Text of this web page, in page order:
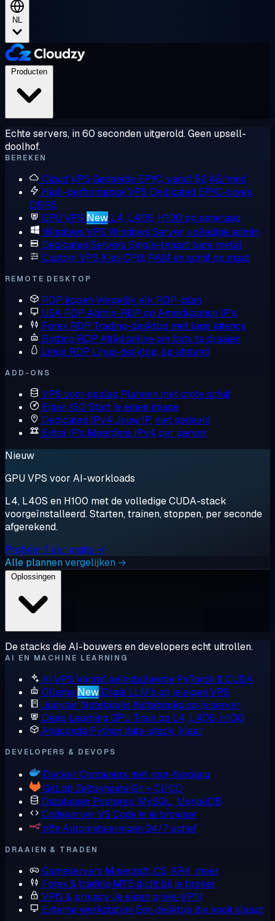
NL
Echte servers, in 60 seconden uitgerold. Geen upsell-
doolhof.
BEREKEN
Cloud VPS Gedeelde EPYC, vanaf $2,48/mnd
High-performance VPS Dedicated EPYC-cores,
DDR5
GPU VPS New L4, L40S, H100 op aanvraag
Windows VPS Windows Server, volledige admin
Dedicated Servers Single-tenant bare metal
Custom VPS Kies CPU, RAM en schijf op maat
REMOTE DESKTOP
RDP kopen Vergelijk elk RDP-plan
USA RDP Admin-RDP op Amerikaanse IP's
Forex RDP Trading-desktop met lage latency
Botting RDP Altijd online om bots te draaien
Linux RDP Linux-desktop, op afstand
ADD-ONS
VPS voor opslag Plannen met grote schijf
Eigen ISO Start je eigen image
Dedicated IPv4 Jouw IP, niet gedeeld
Extra IP's Meerdere IPv4 per server
Nieuw
GPU VPS voor AI-workloads
L4, L40S en H100 met de volledige CUDA-stack
voorgeïnstalleerd. Starten, trainen, stoppen, per seconde
afgerekend.
Probeer 1 uur gratis →
Alle plannen vergelijken →
De stacks die AI-bouwers en developers echt uitrollen.
AI EN MACHINE LEARNING
AI VPS Vooraf geïnstalleerde PyTorch & CUDA
Ollama New Draai LLM's op je eigen VPS
Jupyter Notebooks Notebooks op je server
Deep Learning GPU Train op L4, L40S, H100
Anaconda Python data-stack, klaar
DEVELOPERS & DEVOPS
Docker Containers met root-toegang
GitLab Zelfgehoste Git + CI/CD
Databases Postgres, MySQL, MongoDB
Codeserver VS Code in je browser
n8n Automatiseringen 24/7 actief
DRAAIEN & TRADEN
Gameservers Minecraft, CS, ARK, meer
Forex & trading MT5 dicht bij je broker
VPN & privacyJe eigen privé-VPN
Externe werkstation Een desktop die nooit slaapt